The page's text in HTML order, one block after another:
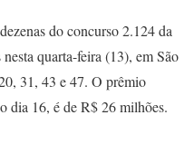
do concurso 2.124 da
quarta-feira (13), em São
31, 43 e 47. O prêmio
dia 16, é de R$ 26 milhões.